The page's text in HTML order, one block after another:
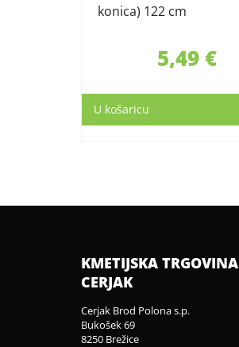
konica) 122 cm
5,49 €
U košaricu
KMETIJSKA TRGOVINA
CERJAK
Cerjak Brod Polona s.p.
Bukošek 69
8250 Brežice